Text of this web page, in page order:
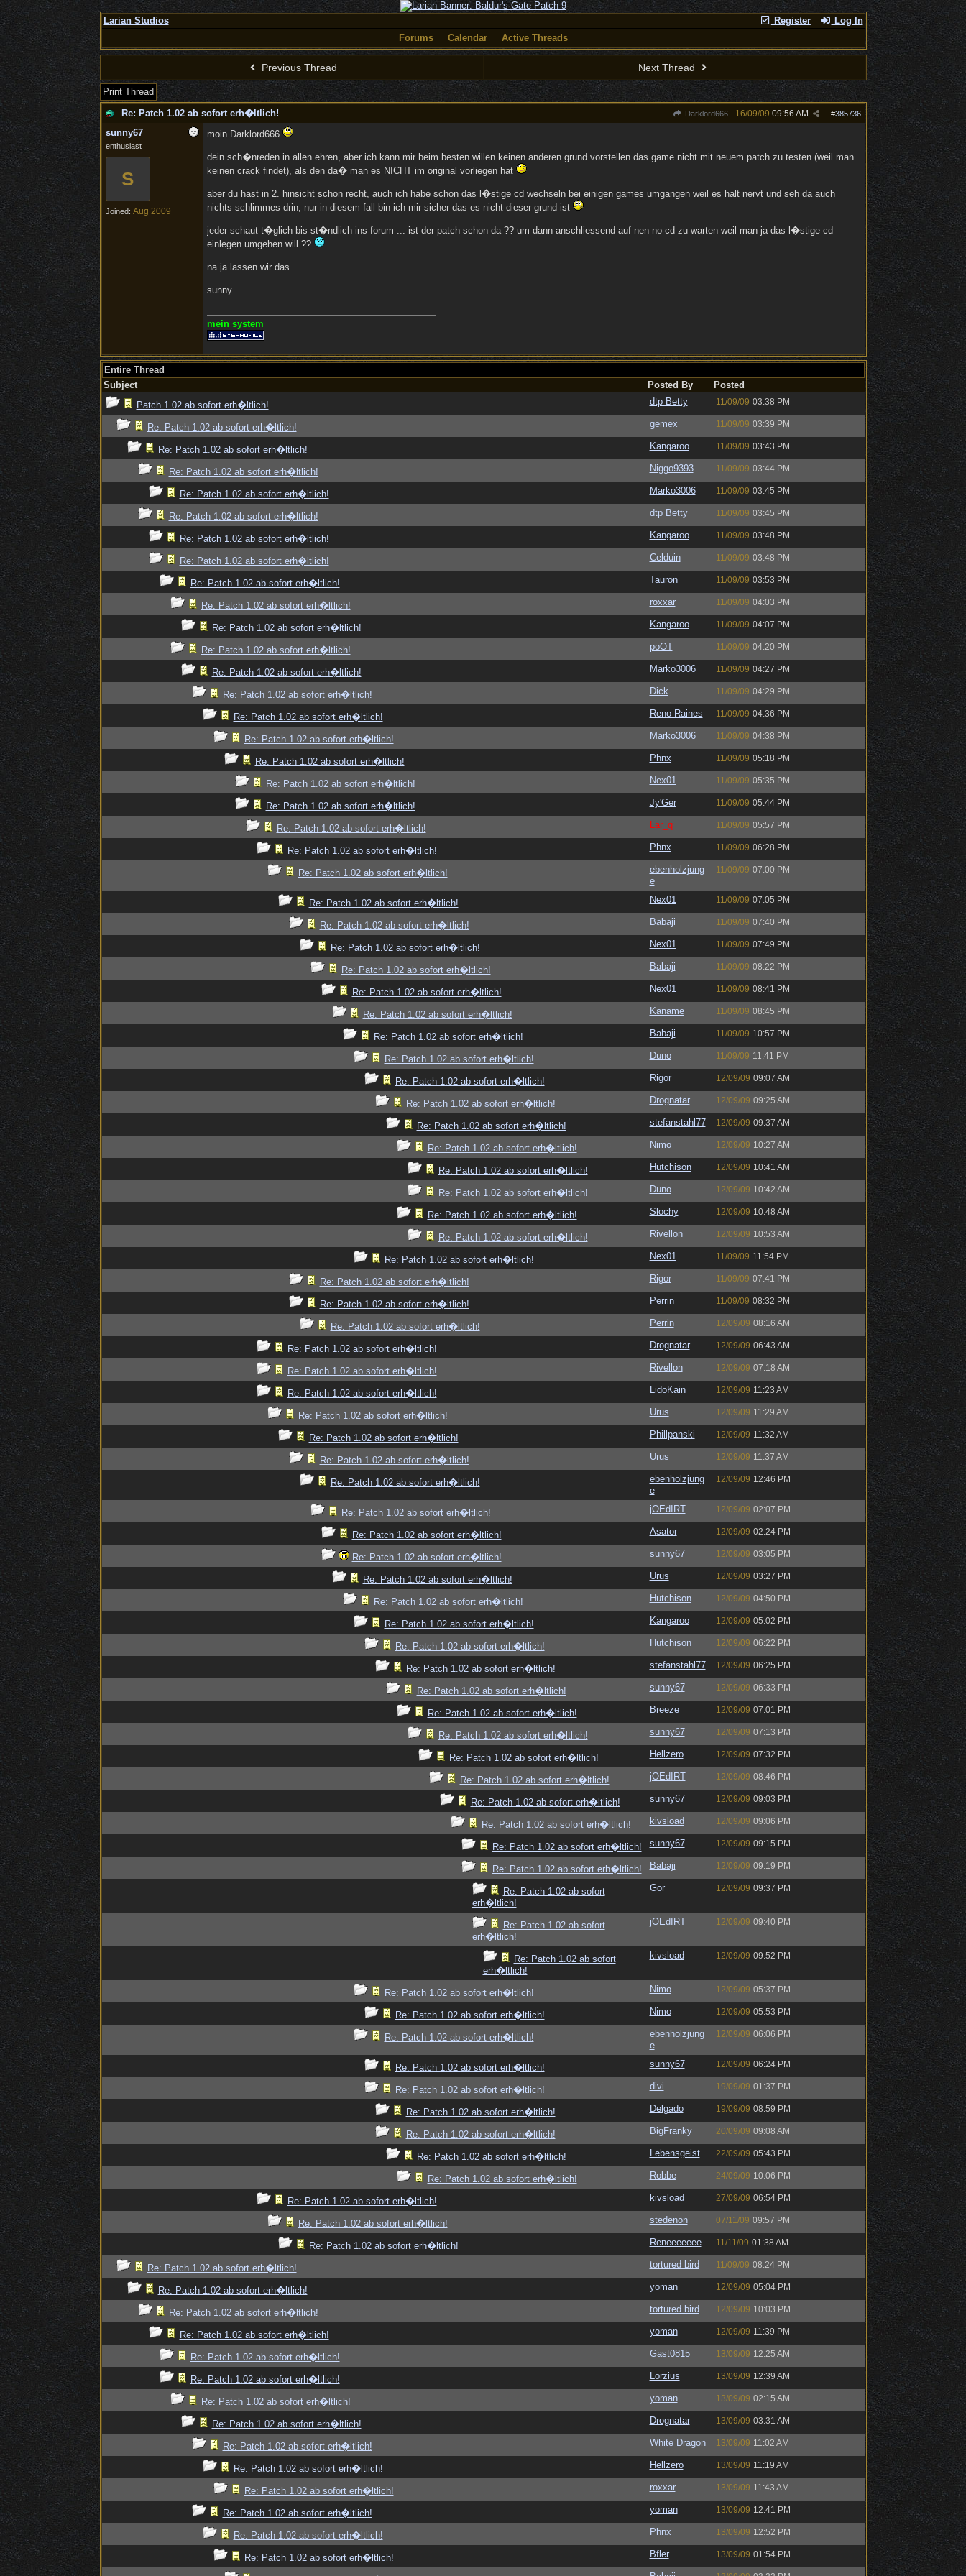
Register Log In
Larian Studios
Forums
Calendar Active Threads
Previous Thread Next Thread
Print Thread
Re: Patch 1.02 ab sofort erh�ltlich!
Darklord666 #385736
16/09/09 09:56 AM
sunny67
enthusiast
S
Joined: Aug 2009
moin Darklord666
dein sch�nreden in allen ehren, aber ich kann mir beim besten willen keinen anderen grund vorstellen das game nicht mit neuem patch zu testen (weil man
keinen crack findet), als den da� man es NICHT im original vorliegen hat
aber du hast in 2. hinsicht schon recht, auch ich habe schon das l�stige cd wechseln bei einigen games umgangen weil es halt nervt und seh da auch
nichts schlimmes drin, nur in diesem fall bin ich mir sicher das es nicht dieser grund ist
jeder schaut t�glich bis st�ndlich ins forum ... ist der patch schon da ?? um dann anschliessend auf nen no-cd zu warten weil man ja das l�stige cd
einlegen umgehen will ??
na ja lassen wir das
sunny
mein system
Entire Thread
Subject
Posted By
Posted
Patch 1.02 ab sofort erh�ltlich!
dtp Betty 11/09/09 03:38 PM
Re: Patch 1.02 ab sofort erh�ltlich! gemex 11/09/09 03:39 PM
Re: Patch 1.02 ab sofort erh�ltlich! Kangaroo 11/09/09 03:43 PM
Re: Patch 1.02 ab sofort erh�ltlich! Niggo9393 11/09/09 03:44 PM
Re: Patch 1.02 ab sofort erh�ltlich! Marko3006 11/09/09 03:45 PM
Re: Patch 1.02 ab sofort erh�ltlich! dtp Betty 11/09/09 03:45 PM
Re: Patch 1.02 ab sofort erh�ltlich! Kangaroo 11/09/09 03:48 PM
Re: Patch 1.02 ab sofort erh�ltlich! Celduin 11/09/09 03:48 PM
Re: Patch 1.02 ab sofort erh�ltlich! Tauron 11/09/09 03:53 PM
Re: Patch 1.02 ab sofort erh�ltlich! roxxar 11/09/09 04:03 PM
Re: Patch 1.02 ab sofort erh�ltlich! Kangaroo 11/09/09 04:07 PM
Re: Patch 1.02 ab sofort erh�ltlich! poOT 11/09/09 04:20 PM
Re: Patch 1.02 ab sofort erh�ltlich! Marko3006 11/09/09 04:27 PM
Re: Patch 1.02 ab sofort erh�ltlich! Dick 11/09/09 04:29 PM
Re: Patch 1.02 ab sofort erh�ltlich! Reno Raines 11/09/09 04:36 PM
Re: Patch 1.02 ab sofort erh�ltlich! Marko3006 11/09/09 04:38 PM
Re: Patch 1.02 ab sofort erh�ltlich! Phnx 11/09/09 05:18 PM
Re: Patch 1.02 ab sofort erh�ltlich! Nex01 11/09/09 05:35 PM
Re: Patch 1.02 ab sofort erh�ltlich! Jy'Ger 11/09/09 05:44 PM
Re: Patch 1.02 ab sofort erh�ltlich! Lar_q 11/09/09 05:57 PM
Re: Patch 1.02 ab sofort erh�ltlich! Phnx 11/09/09 06:28 PM
Re: Patch 1.02 ab sofort erh�ltlich!
ebenholzjung
e
11/09/09 07:00 PM
Re: Patch 1.02 ab sofort erh�ltlich! Nex01 11/09/09 07:05 PM
Re: Patch 1.02 ab sofort erh�ltlich! Babaji 11/09/09 07:40 PM
Re: Patch 1.02 ab sofort erh�ltlich! Nex01 11/09/09 07:49 PM
Re: Patch 1.02 ab sofort erh�ltlich! Babaji 11/09/09 08:22 PM
Re: Patch 1.02 ab sofort erh�ltlich! Nex01 11/09/09 08:41 PM
Re: Patch 1.02 ab sofort erh�ltlich! Kaname 11/09/09 08:45 PM
Re: Patch 1.02 ab sofort erh�ltlich! Babaji 11/09/09 10:57 PM
Re: Patch 1.02 ab sofort erh�ltlich! Duno 11/09/09 11:41 PM
Re: Patch 1.02 ab sofort erh�ltlich! Rigor 12/09/09 09:07 AM
Re: Patch 1.02 ab sofort erh�ltlich! Drognatar 12/09/09 09:25 AM
Re: Patch 1.02 ab sofort erh�ltlich! stefanstahl77 12/09/09 09:37 AM
Re: Patch 1.02 ab sofort erh�ltlich! Nimo 12/09/09 10:27 AM
Re: Patch 1.02 ab sofort erh�ltlich! Hutchison 12/09/09 10:41 AM
Re: Patch 1.02 ab sofort erh�ltlich! Duno 12/09/09 10:42 AM
Re: Patch 1.02 ab sofort erh�ltlich! Slochy 12/09/09 10:48 AM
Re: Patch 1.02 ab sofort erh�ltlich! Rivellon 12/09/09 10:53 AM
Re: Patch 1.02 ab sofort erh�ltlich! Nex01 11/09/09 11:54 PM
Re: Patch 1.02 ab sofort erh�ltlich! Rigor 11/09/09 07:41 PM
Re: Patch 1.02 ab sofort erh�ltlich! Perrin 11/09/09 08:32 PM
Re: Patch 1.02 ab sofort erh�ltlich! Perrin 12/09/09 08:16 AM
Re: Patch 1.02 ab sofort erh�ltlich! Drognatar 12/09/09 06:43 AM
Re: Patch 1.02 ab sofort erh�ltlich! Rivellon 12/09/09 07:18 AM
Re: Patch 1.02 ab sofort erh�ltlich! LidoKain 12/09/09 11:23 AM
Re: Patch 1.02 ab sofort erh�ltlich! Urus 12/09/09 11:29 AM
Re: Patch 1.02 ab sofort erh�ltlich! Phillpanski 12/09/09 11:32 AM
Re: Patch 1.02 ab sofort erh�ltlich! Urus 12/09/09 11:37 AM
Re: Patch 1.02 ab sofort erh�ltlich!
ebenholzjung
e
12/09/09 12:46 PM
Re: Patch 1.02 ab sofort erh�ltlich! jOEdIRT 12/09/09 02:07 PM
Re: Patch 1.02 ab sofort erh�ltlich! Asator 12/09/09 02:24 PM
Re: Patch 1.02 ab sofort erh�ltlich! sunny67 12/09/09 03:05 PM
Re: Patch 1.02 ab sofort erh�ltlich! Urus 12/09/09 03:27 PM
Re: Patch 1.02 ab sofort erh�ltlich! Hutchison 12/09/09 04:50 PM
Re: Patch 1.02 ab sofort erh�ltlich! Kangaroo 12/09/09 05:02 PM
Re: Patch 1.02 ab sofort erh�ltlich! Hutchison 12/09/09 06:22 PM
Re: Patch 1.02 ab sofort erh�ltlich! stefanstahl77 12/09/09 06:25 PM
Re: Patch 1.02 ab sofort erh�ltlich! sunny67 12/09/09 06:33 PM
Re: Patch 1.02 ab sofort erh�ltlich! Breeze 12/09/09 07:01 PM
Re: Patch 1.02 ab sofort erh�ltlich! sunny67 12/09/09 07:13 PM
Re: Patch 1.02 ab sofort erh�ltlich! Hellzero 12/09/09 07:32 PM
Re: Patch 1.02 ab sofort erh�ltlich! jOEdIRT 12/09/09 08:46 PM
Re: Patch 1.02 ab sofort erh�ltlich! sunny67 12/09/09 09:03 PM
Re: Patch 1.02 ab sofort erh�ltlich! kivsload 12/09/09 09:06 PM
Re: Patch 1.02 ab sofort erh�ltlich! sunny67 12/09/09 09:15 PM
Re: Patch 1.02 ab sofort erh�ltlich! Babaji 12/09/09 09:19 PM
Re: Patch 1.02 ab sofort
erh�ltlich!
Gor 12/09/09 09:37 PM
Re: Patch 1.02 ab sofort
erh�ltlich!
jOEdIRT 12/09/09 09:40 PM
Re: Patch 1.02 ab sofort
erh�ltlich!
kivsload 12/09/09 09:52 PM
Re: Patch 1.02 ab sofort erh�ltlich! Nimo 12/09/09 05:37 PM
Re: Patch 1.02 ab sofort erh�ltlich! Nimo 12/09/09 05:53 PM
Re: Patch 1.02 ab sofort erh�ltlich!
ebenholzjung
e
12/09/09 06:06 PM
Re: Patch 1.02 ab sofort erh�ltlich! sunny67 12/09/09 06:24 PM
Re: Patch 1.02 ab sofort erh�ltlich! divi 19/09/09 01:37 PM
Re: Patch 1.02 ab sofort erh�ltlich! Delgado 19/09/09 08:59 PM
Re: Patch 1.02 ab sofort erh�ltlich! BigFranky 20/09/09 09:08 AM
Re: Patch 1.02 ab sofort erh�ltlich! Lebensgeist 22/09/09 05:43 PM
Re: Patch 1.02 ab sofort erh�ltlich! Robbe 24/09/09 10:06 PM
Re: Patch 1.02 ab sofort erh�ltlich! kivsload 27/09/09 06:54 PM
Re: Patch 1.02 ab sofort erh�ltlich! stedenon 07/11/09 09:57 PM
Re: Patch 1.02 ab sofort erh�ltlich! Reneeeeeee 11/11/09 01:38 AM
Re: Patch 1.02 ab sofort erh�ltlich! tortured bird 11/09/09 08:24 PM
Re: Patch 1.02 ab sofort erh�ltlich! yoman 12/09/09 05:04 PM
Re: Patch 1.02 ab sofort erh�ltlich! tortured bird 12/09/09 10:03 PM
Re: Patch 1.02 ab sofort erh�ltlich! yoman 12/09/09 11:39 PM
Re: Patch 1.02 ab sofort erh�ltlich! Gast0815 13/09/09 12:25 AM
Re: Patch 1.02 ab sofort erh�ltlich! Lorzius 13/09/09 12:39 AM
Re: Patch 1.02 ab sofort erh�ltlich! yoman 13/09/09 02:15 AM
Re: Patch 1.02 ab sofort erh�ltlich! Drognatar 13/09/09 03:31 AM
Re: Patch 1.02 ab sofort erh�ltlich! White Dragon 13/09/09 11:02 AM
Re: Patch 1.02 ab sofort erh�ltlich! Hellzero 13/09/09 11:19 AM
Re: Patch 1.02 ab sofort erh�ltlich! roxxar 13/09/09 11:43 AM
Re: Patch 1.02 ab sofort erh�ltlich! yoman 13/09/09 12:41 PM
Re: Patch 1.02 ab sofort erh�ltlich! Phnx 13/09/09 12:52 PM
Re: Patch 1.02 ab sofort erh�ltlich! Bfler 13/09/09 01:54 PM